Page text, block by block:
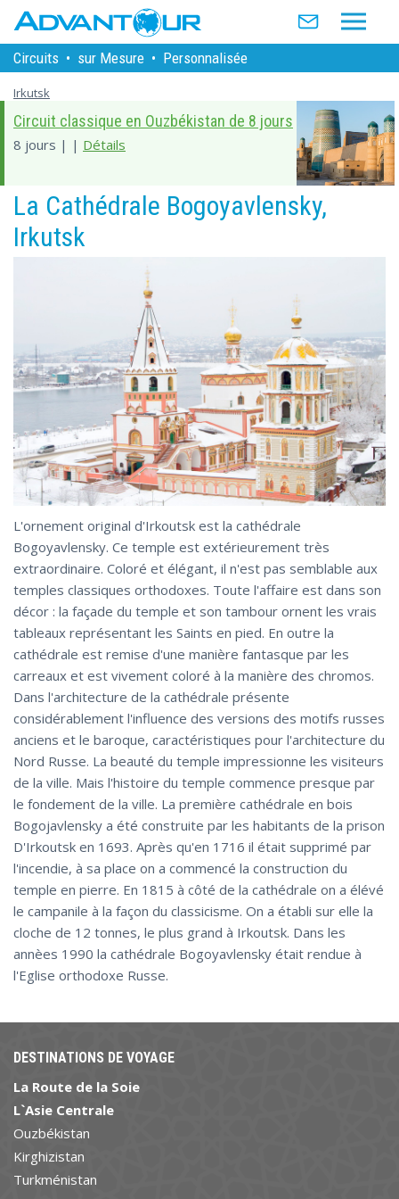
Circuits • sur Mesure • Personnalisée
Irkutsk
Circuit classique en Ouzbékistan de 8 jours
8 jours | | Détails
La Cathédrale Bogoyavlensky,
Irkutsk
L'ornement original d'Irkoutsk est la cathédrale
Bogoyavlensky. Ce temple est extérieurement très
extraordinaire. Coloré et élégant, il n'est pas semblable aux
temples classiques orthodoxes. Toute l'affaire est dans son
décor : la façade du temple et son tambour ornent les vrais
tableaux représentant les Saints en pied. En outre la
cathédrale est remise d'une manière fantasque par les
carreaux et est vivement coloré à la manière des chromos.
Dans l'architecture de la cathédrale présente
considérablement l'influence des versions des motifs russes
anciens et le baroque, caractéristiques pour l'architecture du
Nord Russe. La beauté du temple impressionne les visiteurs
de la ville. Mais l'histoire du temple commence presque par
le fondement de la ville. La première cathédrale en bois
Bogojavlensky a été construite par les habitants de la prison
D'Irkoutsk en 1693. Après qu'en 1716 il était supprimé par
l'incendie, à sa place on a commencé la construction du
temple en pierre. En 1815 à côté de la cathédrale on a élévé
le campanile à la façon du classicisme. On a établi sur elle la
cloche de 12 tonnes, le plus grand à Irkoutsk. Dans les
annèes 1990 la cathédrale Bogoyavlensky était rendue à
l'Eglise orthodoxe Russe.
DESTINATIONS DE VOYAGE
La Route de la Soie
L`Asie Centrale
Ouzbékistan
Kirghizistan
Turkménistan